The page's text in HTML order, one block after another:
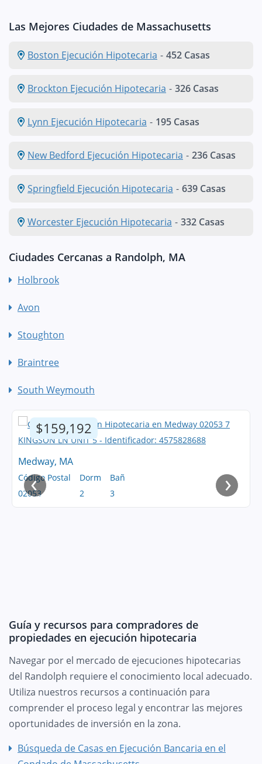
Las Mejores Ciudades de Massachusetts
Boston Ejecución Hipotecaria - 452 Casas
Brockton Ejecución Hipotecaria - 326 Casas
Lynn Ejecución Hipotecaria - 195 Casas
New Bedford Ejecución Hipotecaria - 236 Casas
Springfield Ejecución Hipotecaria - 639 Casas
Worcester Ejecución Hipotecaria - 332 Casas
Ciudades Cercanas a Randolph, MA
Holbrook
Avon
Stoughton
Braintree
South Weymouth
$159,192
Medway, MA
Código Postal
02053
Dorm
2
Bañ
3
‹ ›
Guía y recursos para compradores de
propiedades en ejecución hipotecaria
Navegar por el mercado de ejecuciones hipotecarias
del Randolph requiere el conocimiento local adecuado.
Utiliza nuestros recursos a continuación para
comprender el proceso legal y encontrar las mejores
oportunidades de inversión en la zona.
Búsqueda de Casas en Ejecución Bancaria en el